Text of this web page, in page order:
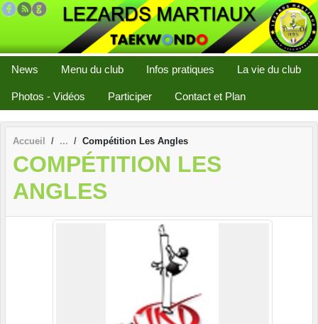
News Menu du club Infos pratiques La vie du club
Photos - Vidéos Participer Contact et Plan
Accueil Compétition Les Angles
COMPÉTITION LES
ANGLES
Panneau de gestion des cookies